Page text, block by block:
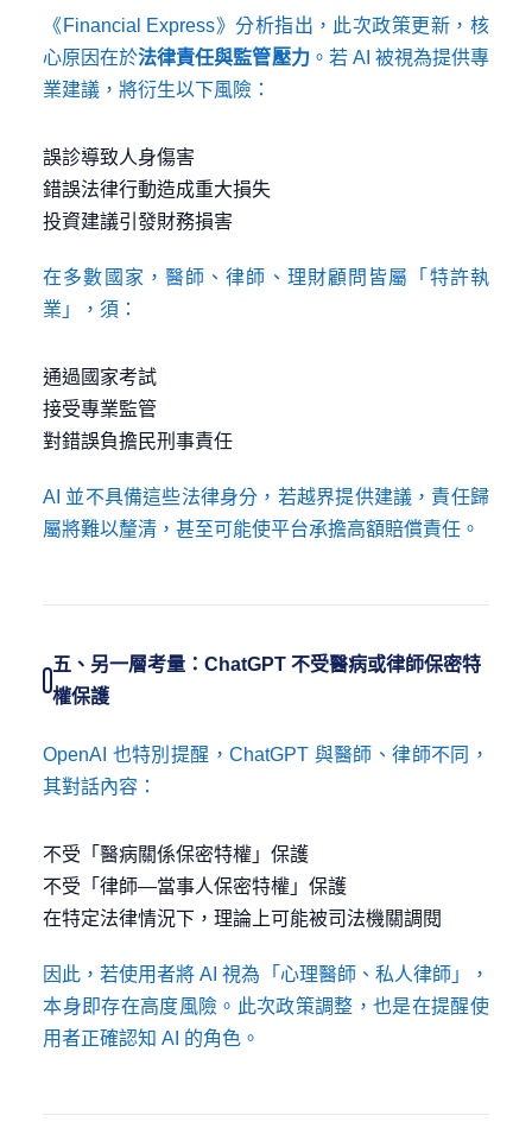
《Financial Express》分析指出，此次政策更新，核
心原因在於法律責任與監管壓力。若 AI 被視為提供專
業建議，將衍生以下風險：
誤診導致人身傷害
錯誤法律行動造成重大損失
投資建議引發財務損害
在多數國家，醫師、律師、理財顧問皆屬「特許執
業」，須：
通過國家考試
接受專業監管
對錯誤負擔民刑事責任
AI 並不具備這些法律身分，若越界提供建議，責任歸
屬將難以釐清，甚至可能使平台承擔高額賠償責任。
五、另一層考量：ChatGPT 不受醫病或律師保密特
權保護
OpenAI 也特別提醒，ChatGPT 與醫師、律師不同，
其對話內容：
不受「醫病關係保密特權」保護
不受「律師—當事人保密特權」保護
在特定法律情況下，理論上可能被司法機關調閱
因此，若使用者將 AI 視為「心理醫師、私人律師」，
本身即存在高度風險。此次政策調整，也是在提醒使
用者正確認知 AI 的角色。